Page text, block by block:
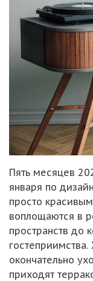
Пять месяцев
января по
просто
воплощаются в
пространств до
окончательно
приходят